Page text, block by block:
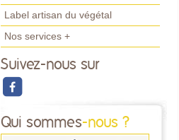
Label artisan du végétal
Nos services +
Suivez-nous sur
Qui sommes-nous ?